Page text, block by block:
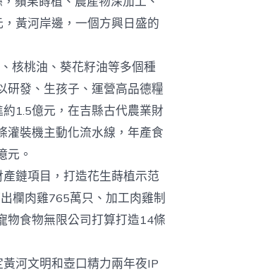
黃河岸邊，一個方興日盛的
核桃油、葵花籽油等多個種
研發、生孩子、運營高品德糧
1.5億元，在吉縣古代農業財
灌裝機主動化流水線，年產食
元。
鏈項目，打造花生蒔植示范
欄肉雞765萬只、加工肉雞制
物食物無限公司打算打造14條
河文明和壺口精力兩年夜IP